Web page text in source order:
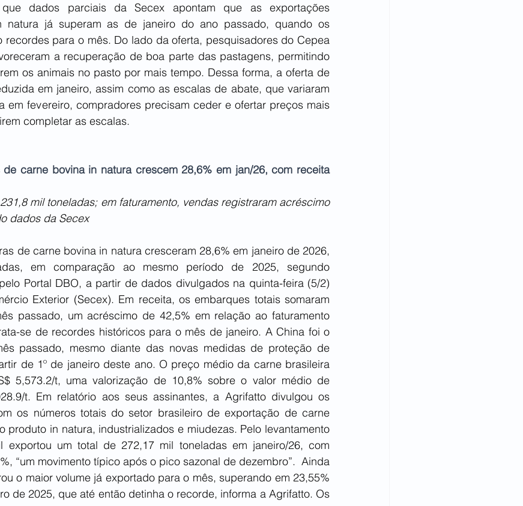
que dados parciais da Secex apontam que as exportações
natura já superam as de janeiro do ano passado, quando os
recordes para o mês. Do lado da oferta, pesquisadores do Cepea
a recuperação de boa parte das pastagens, permitindo
os animais no pasto por mais tempo. Dessa forma, a oferta de
em janeiro, assim como as escalas de abate, que variaram
em fevereiro, compradores precisam ceder e ofertar preços mais
completar as escalas.
de carne bovina in natura crescem 28,6% em jan/26, com receita
mil toneladas; em faturamento, vendas registraram acréscimo
dados da Secex
de carne bovina in natura cresceram 28,6% em janeiro de 2026,
em comparação ao mesmo período de 2025, segundo
Portal DBO, a partir de dados divulgados na quinta-feira (5/2)
Exterior (Secex). Em receita, os embarques totais somaram
passado, um acréscimo de 42,5% em relação ao faturamento
se de recordes históricos para o mês de janeiro. A China foi o
passado, mesmo diante das novas medidas de proteção de
de 1º de janeiro deste ano. O preço médio da carne brasileira
5,573.2/t, uma valorização de 10,8% sobre o valor médio de
t. Em relatório aos seus assinantes, a Agrifatto divulgou os
os números totais do setor brasileiro de exportação de carne
produto in natura, industrializados e miudezas. Pelo levantamento
exportou um total de 272,17 mil toneladas em janeiro/26, com
“um movimento típico após o pico sazonal de dezembro”.  Ainda
o maior volume já exportado para o mês, superando em 23,55%
de 2025, que até então detinha o recorde, informa a Agrifatto. Os